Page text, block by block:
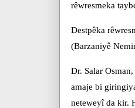
rêwresmeka
Destpêka
(Barzaniyê
Dr. Salar
amaje bi
neteweyî da kir.